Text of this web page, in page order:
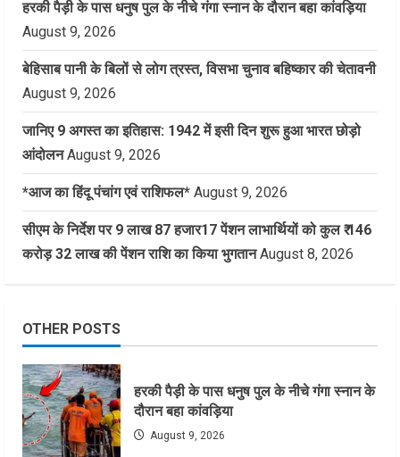
हरकी पैड़ी के पास धनुष पुल के नीचे गंगा स्नान के दौरान बहा कांवड़िया
August 9, 2026
बेहिसाब पानी के बिलों से लोग त्रस्त, विसभा चुनाव बहिष्कार की चेतावनी
August 9, 2026
जानिए 9 अगस्त का इतिहास: 1942 में इसी दिन शुरू हुआ भारत छोड़ो
आंदोलन August 9, 2026
*आज का हिंदू पंचांग एवं राशिफल* August 9, 2026
सीएम के निर्देश पर 9 लाख 87 हजार17 पेंशन लाभार्थियों को कुल ₹ 146
करोड़ 32 लाख की पेंशन राशि का किया भुगतान August 8, 2026
OTHER POSTS
हरकी पैड़ी के पास धनुष पुल के नीचे गंगा स्नान के
दौरान बहा कांवड़िया
August 9, 2026